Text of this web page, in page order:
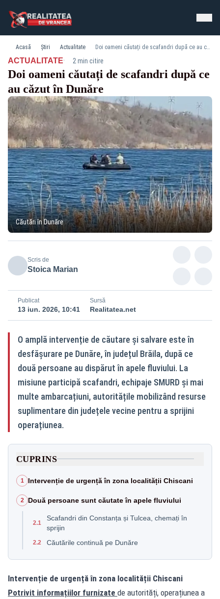
Acasă Știri Actualitate Doi oameni căutați de scafandri după ce au căzut în Dunăre
ACTUALITATE· 2 min citire
Doi oameni căutați de scafandri după ce
au căzut în Dunăre
Căutări în Dunăre
Scris de
Stoica Marian
Publicat
13 iun. 2026, 10:41
Sursă
Realitatea.net
O amplă intervenție de căutare și salvare este în
desfășurare pe Dunăre, în județul Brăila, după ce
două persoane au dispărut în apele fluviului. La
misiune participă scafandri, echipaje SMURD și mai
multe ambarcațiuni, autoritățile mobilizând resurse
suplimentare din județele vecine pentru a sprijini
operațiunea.
CUPRINS
1 Intervenție de urgență în zona localității Chiscani
2 Două persoane sunt căutate în apele fluviului
2.1
Scafandri din Constanța și Tulcea, chemați în
sprijin
2.2 Căutările continuă pe Dunăre
Intervenție de urgență în zona localității Chiscani
Potrivit informațiilor furnizate de autorități, operațiunea a